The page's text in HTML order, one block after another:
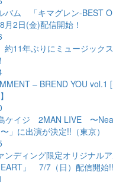
バム 「キマグレン-BEST
月2日(金)配信開始！
約11年ぶりにミュージック
– BREND YOU vol.1
島ケイジ 2MAN LIVE 〜
」に出演が決定!!（東京）
ンディング限定オリジナル
」 7/7（日）配信開始